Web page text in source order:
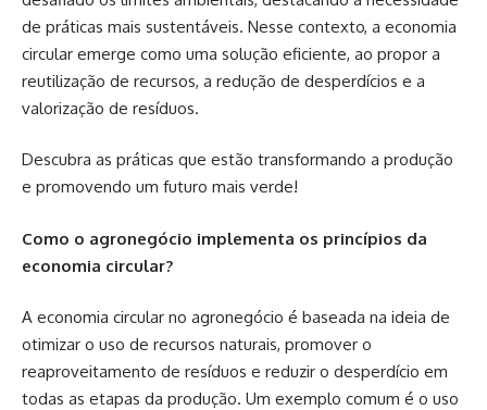
de práticas mais sustentáveis. Nesse contexto, a economia
circular emerge como uma solução eficiente, ao propor a
reutilização de recursos, a redução de desperdícios e a
valorização de resíduos.
Descubra as práticas que estão transformando a produção
e promovendo um futuro mais verde!
Como o agronegócio implementa os princípios da
economia circular?
A economia circular no agronegócio é baseada na ideia de
otimizar o uso de recursos naturais, promover o
reaproveitamento de resíduos e reduzir o desperdício em
todas as etapas da produção. Um exemplo comum é o uso